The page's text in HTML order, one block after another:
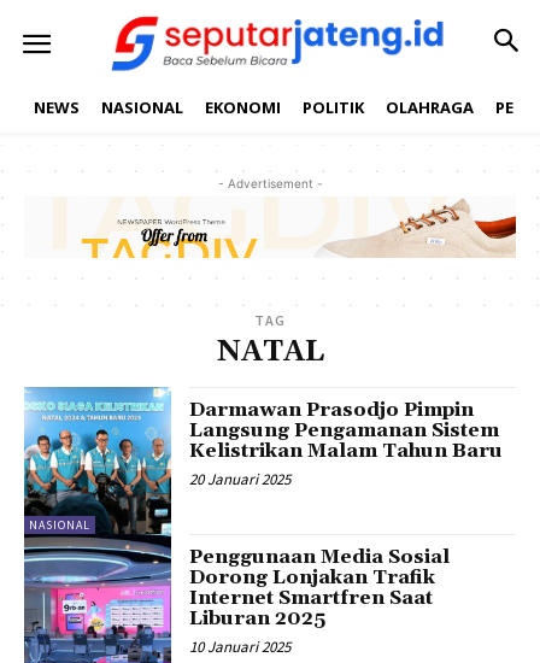
NEWS NASIONAL EKONOMI POLITIK OLAHRAGA
- Advertisement -
TAG
NATAL
NASIONAL
Darmawan Prasodjo Pimpin
Langsung Pengamanan Sistem
Kelistrikan Malam Tahun Baru
20 Januari 2025
Penggunaan Media Sosial
Dorong Lonjakan Trafik
Internet Smartfren Saat
Liburan 2025
10 Januari 2025